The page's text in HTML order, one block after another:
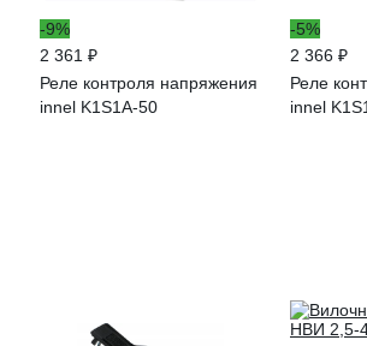
-9%
2 361 ₽
Реле контроля напряжения
innel K1S1A-50
-5%
2 366 ₽
Реле
innel